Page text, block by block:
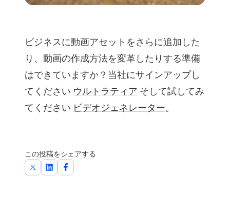
ビジネスに動画アセットをさらに追加した
り、動画の作成方法を変革したりする準備
はできていますか？当社にサインアップし
てください ウルトラティア そして試してみ
てください ビデオジェネレーター。
この投稿をシェアする